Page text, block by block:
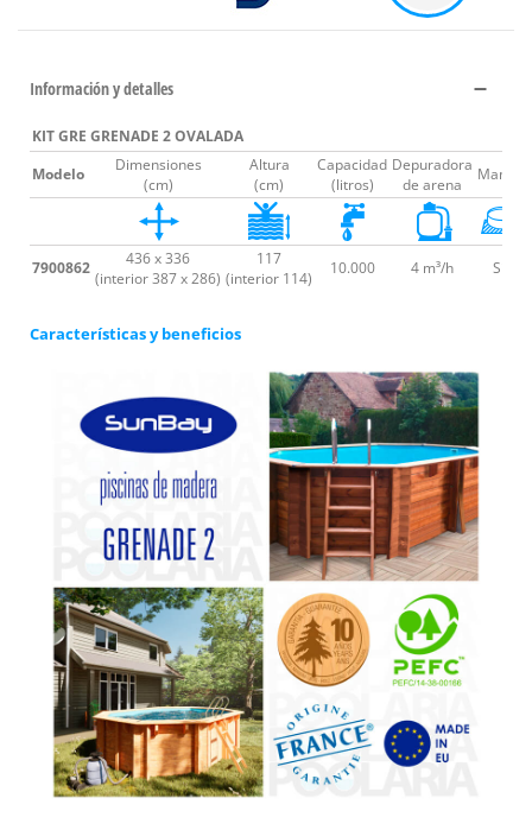
Información y detalles
KIT GRE GRENADE 2 OVALADA
Modelo
Dimensiones
(cm)
Altura
(cm)
Capacidad
(litros)
Depuradora
de arena
Manta
7900862
436 x 336
(interior 387 x 286)
117
(interior 114)
10.000 4 m³/h Sí
Características y beneficios